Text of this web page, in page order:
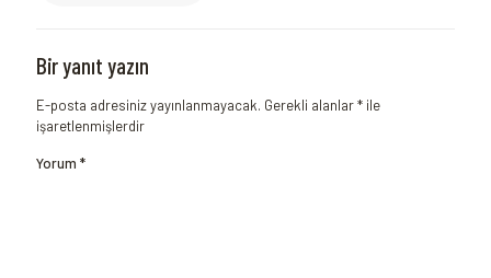
Bir yanıt yazın
E-posta adresiniz yayınlanmayacak. Gerekli alanlar* ile
işaretlenmişlerdir
Yorum *